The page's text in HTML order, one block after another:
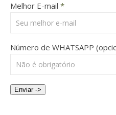
Melhor E-mail *
Número de WHATSAPP
Enviar ->